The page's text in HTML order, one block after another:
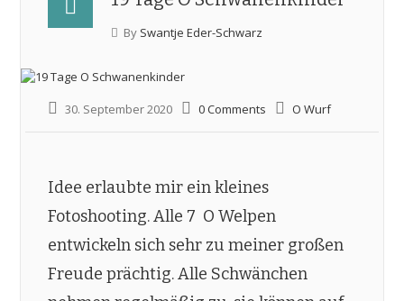
By Swantje Eder-Schwarz
30. September 2020 0 Comments O Wurf
Idee erlaubte mir ein kleines
Fotoshooting. Alle 7 O Welpen
entwickeln sich sehr zu meiner großen
Freude prächtig. Alle Schwänchen